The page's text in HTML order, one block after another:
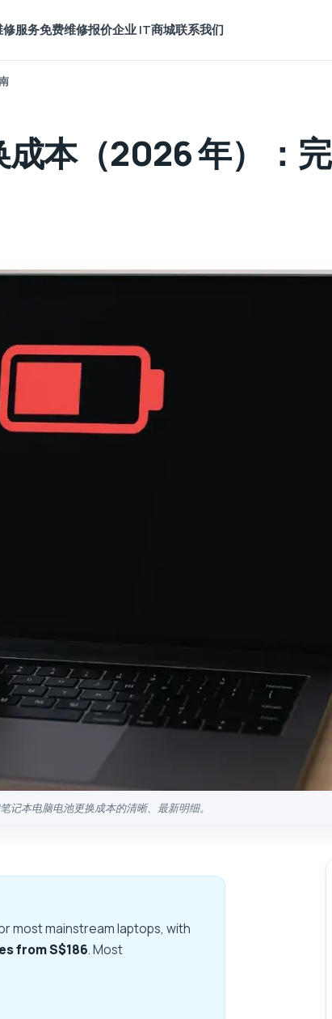
修服务免费维修报价企业 IT商城联系我们
本（2026 年）：完
记本电脑电池更换成本的清晰、最新明细。
most mainstream laptops, with
from S$186. Most